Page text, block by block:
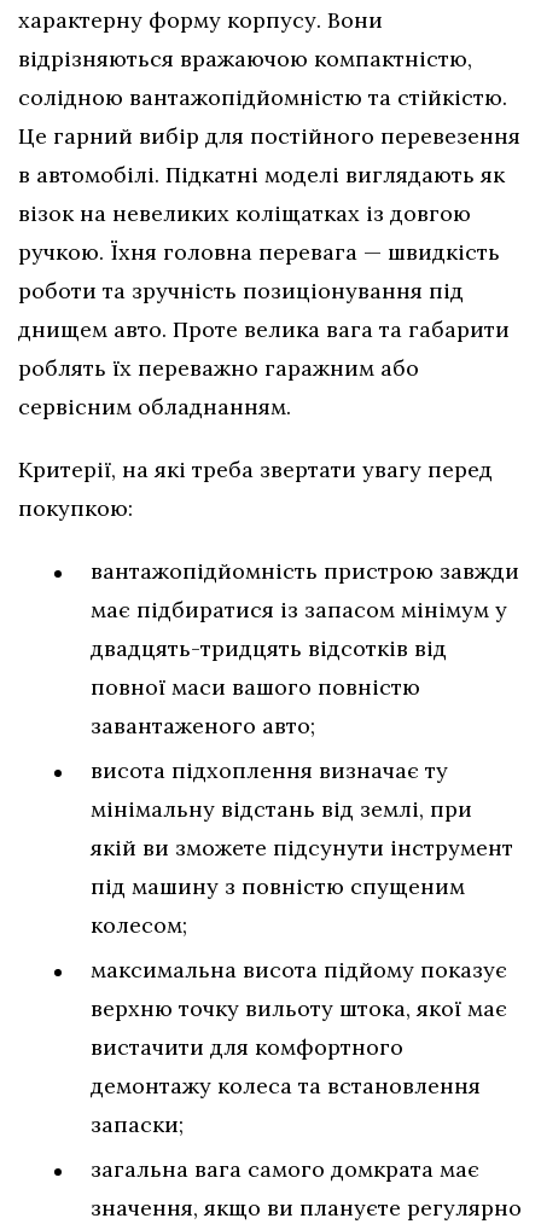
характерну форму корпусу. Вони
відрізняються вражаючою компактністю,
солідною вантажопідйомністю та стійкістю.
Це гарний вибір для постійного перевезення
в автомобілі. Підкатні моделі виглядають як
візок на невеликих коліщатках із довгою
ручкою. Їхня головна перевага — швидкість
роботи та зручність позиціонування під
днищем авто. Проте велика вага та габарити
роблять їх переважно гаражним або
сервісним обладнанням.
Критерії, на які треба звертати увагу перед
покупкою:
вантажопідйомність пристрою завжди
має підбиратися із запасом мінімум у
двадцять-тридцять відсотків від
повної маси вашого повністю
завантаженого авто;
висота підхоплення визначає ту
мінімальну відстань від землі, при
якій ви зможете підсунути інструмент
під машину з повністю спущеним
колесом;
максимальна висота підйому показує
верхню точку вильоту штока, якої має
вистачити для комфортного
демонтажу колеса та встановлення
запаски;
загальна вага самого домкрата має
значення, якщо ви плануєте регулярно